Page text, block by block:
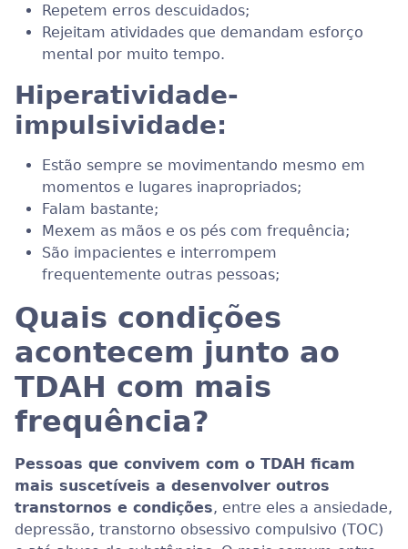
Repetem erros descuidados;
Rejeitam atividades que demandam esforço
mental por muito tempo.
Hiperatividade-
impulsividade:
Estão sempre se movimentando mesmo em
momentos e lugares inapropriados;
Falam bastante;
Mexem as mãos e os pés com frequência;
São impacientes e interrompem
frequentemente outras pessoas;
Quais condições
acontecem junto ao
TDAH com mais
frequência?
Pessoas que convivem com o TDAH ficam
mais suscetíveis a desenvolver outros
transtornos e condições, entre eles a ansiedade,
depressão, transtorno obsessivo compulsivo (TOC)